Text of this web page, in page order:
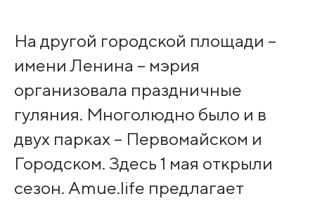
На другой городской площади –
имени Ленина – мэрия
организовала праздничные
гуляния. Многолюдно было и в
двух парках – Первомайском и
Городском. Здесь 1 мая открыли
сезон. Amue.life предлагает